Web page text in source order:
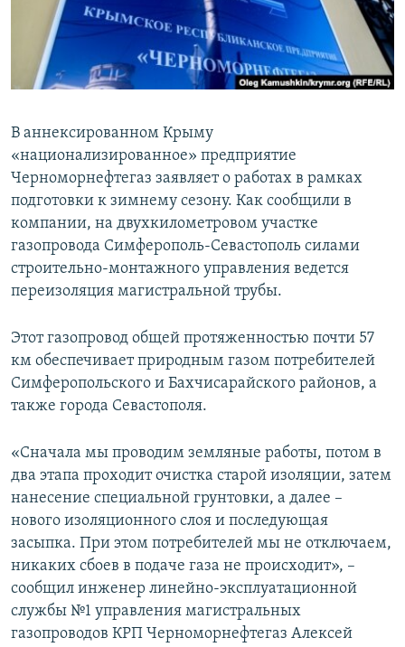
ПОБЕДИТЕЛЕЙ НЕ СУДЯТ?
КРЫМ.НЕПОКОРЕННЫЙ
ELIFBE
ПРИСОЕДИНЯЙТЕСЬ!
Все сайты RFE/RL
В аннексированном Крыму
«национализированное» предприятие
Черноморнефтегаз заявляет о работах в рамках
подготовки к зимнему сезону. Как сообщили в
компании, на двухкилометровом участке
газопровода Симферополь-Севастополь силами
строительно-монтажного управления ведется
переизоляция магистральной трубы.
Этот газопровод общей протяженностью почти 57
км обеспечивает природным газом потребителей
Симферопольского и Бахчисарайского районов, а
также города Севастополя.
«Сначала мы проводим земляные работы, потом в
два этапа проходит очистка старой изоляции, затем
нанесение специальной грунтовки, а далее –
нового изоляционного слоя и последующая
засыпка. При этом потребителей мы не отключаем,
никаких сбоев в подаче газа не происходит», –
сообщил инженер линейно-эксплуатационной
службы №1 управления магистральных
газопроводов КРП Черноморнефтегаз Алексей